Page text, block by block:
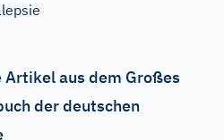
Artikel aus dem Großes
der deutschen